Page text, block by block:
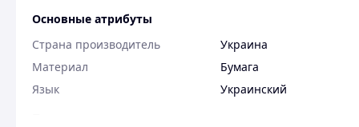
Основные атрибуты
Страна производитель
Украина
Материал
Бумага
Язык
Украинский